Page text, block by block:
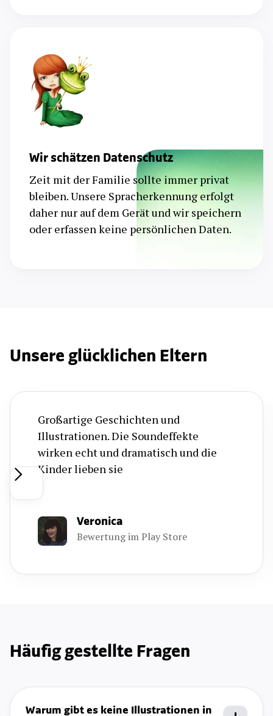
Wir schätzen Datenschutz
Zeit mit der Familie sollte immer privat
bleiben. Unsere Spracherkennung erfolgt
daher nur auf dem Gerät und wir speichern
oder erfassen keine persönlichen Daten.
Unsere glücklichen Eltern
Großartige Geschichten und
Illustrationen. Die Soundeffekte
wirken echt und dramatisch und die
Kinder lieben sie
Veronica
Bewertung im Play Store
Häufig gestellte Fragen
Warum gibt es keine Illustrationen in